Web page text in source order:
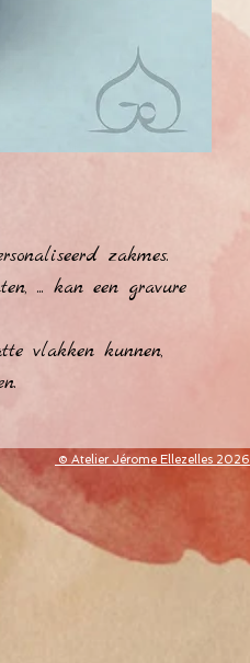
zakmes.
... kan een gravure
vlakken kunnen,
​© Atelier Jérome Ellezelles 2026